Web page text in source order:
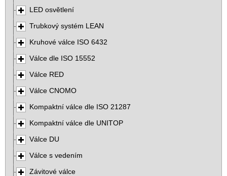
LED osvětlení
Trubkový systém LEAN
Kruhové válce ISO 6432
Válce dle ISO 15552
Válce RED
Válce CNOMO
Kompaktní válce dle ISO 21287
Kompaktní válce dle UNITOP
Válce DU
Válce s vedením
Závitové válce